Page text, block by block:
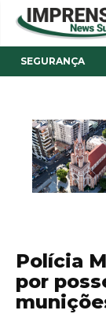
SEGURANÇA
Polícia
por